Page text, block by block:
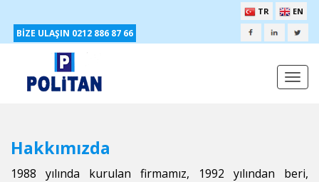
TR EN
BİZE ULAŞIN 0212 886 87 66
Hakkımızda
1988 yılında kurulan firmamız, 1992 yılından beri,